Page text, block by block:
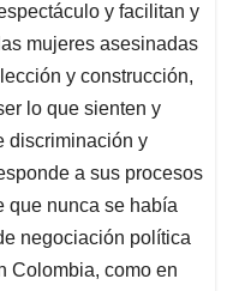
y facilitan y
mujeres asesinadas
y construcción,
lo que sienten y
discriminación y
a sus procesos
que nunca se había
negociación política
Colombia, como en